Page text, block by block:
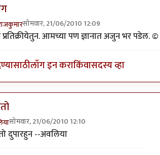
सोमवार, 21/06/2010 12:09
विचारजंताbyअवलिया
आमच्या पण ज्ञानात अजुन भर पडेल.
लॉग इन कराकिंवासदस्य व्हा
सोमवार, 21/06/2010 12:10
toकर की मगby
दुपारहुन --अवलिया